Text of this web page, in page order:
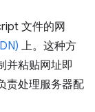
文件的网
上。这种方
并粘贴网址即
责处理服务器配